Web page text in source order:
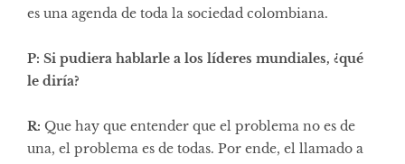
es una agenda de toda la sociedad colombiana.
P: Si pudiera hablarle a los líderes mundiales, ¿qué
le diría?
R: Que hay que entender que el problema no es de
una, el problema es de todas. Por ende, el llamado a